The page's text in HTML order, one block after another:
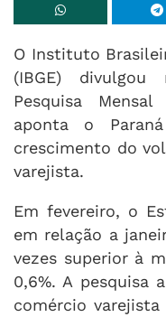
O Instituto
(IBGE)
Pesquisa
aponta o
crescimento do
varejista.
Em fevereiro, o
em relação a
vezes superior à
0,6%. A pesquisa
comércio